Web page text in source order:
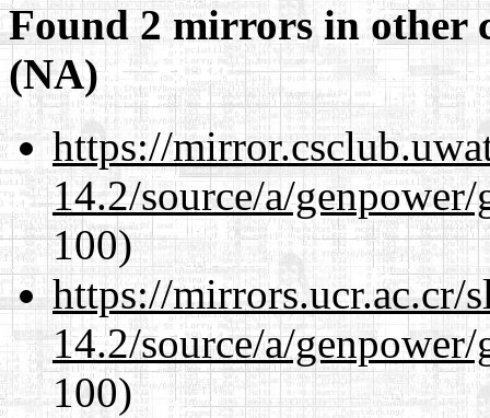
Found 2 mirrors in other
(NA)
https://
14.2/source/a/
100)
https://mirrors.ucr.ac.cr/
14.2/source/a/
100)